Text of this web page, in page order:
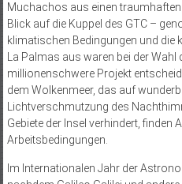
Muchachos aus einen
Blick auf die Kuppel des GTC –
klimatischen Bedingungen und
La Palmas aus waren bei der
millionenschwere Projekt
dem Wolkenmeer, das auf
Lichtverschmutzung des
Gebiete der Insel verhindert, finden
Arbeitsbedingungen.
Im Internationalen Jahr der